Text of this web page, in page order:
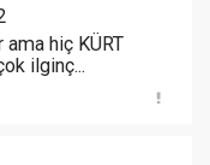
hiç KÜRT
ilginç...